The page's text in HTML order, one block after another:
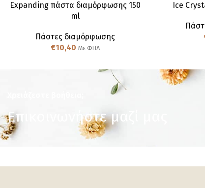
Expanding πάστα διαμόρφωσης 150
ml
Πάστες διαμόρφωσης
€10,40 Με ΦΠΑ
Ice
Επικοινωνήστε μαζί μας